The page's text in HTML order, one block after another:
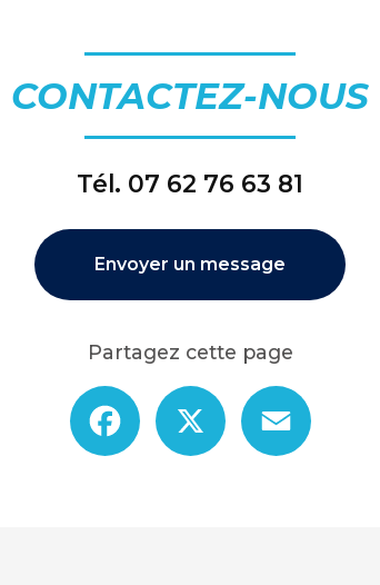
CONTACTEZ-NOUS
Tél. 07 62 76 63 81
Envoyer un message
Partagez cette page
Facebook